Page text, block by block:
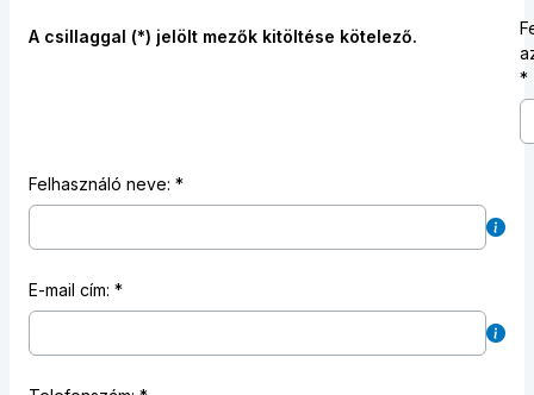
A csillaggal (*) jelölt mezők kitöltése kötelező.
Felhasználó neve:
E-mail cím: